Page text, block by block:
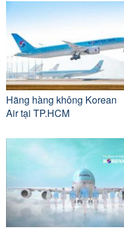
Hãng hàng không Korean
Air tại TP.HCM